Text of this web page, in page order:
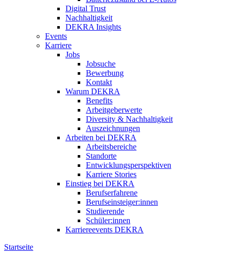
Digital Trust
Nachhaltigkeit
DEKRA Insights
Events
Karriere
Jobs
Jobsuche
Bewerbung
Kontakt
Warum DEKRA
Benefits
Arbeitgeberwerte
Diversity & Nachhaltigkeit
Auszeichnungen
Arbeiten bei DEKRA
Arbeitsbereiche
Standorte
Entwicklungsperspektiven
Karriere Stories
Einstieg bei DEKRA
Berufserfahrene
Berufseinsteiger:innen
Studierende
Schüler:innen
Karriereevents DEKRA
Startseite